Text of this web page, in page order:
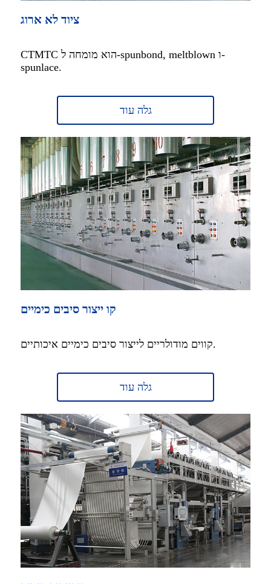
ציוד לא ארוג
CTMTC הוא מומחה ל-spunbond, meltblown ו-
spunlace.
גלה עוד
קו ייצור סיבים כימיים
קווים מודולריים לייצור סיבים כימיים איכותיים.
גלה עוד